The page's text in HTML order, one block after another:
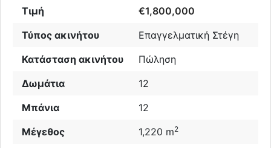
Τιμή
€1,800,000
Τύπος ακινήτου
Επαγγελματική Στέγη
Κατάσταση ακινήτου
Πώληση
Δωμάτια
12
Μπάνια
12
Μέγεθος
1,220 m2